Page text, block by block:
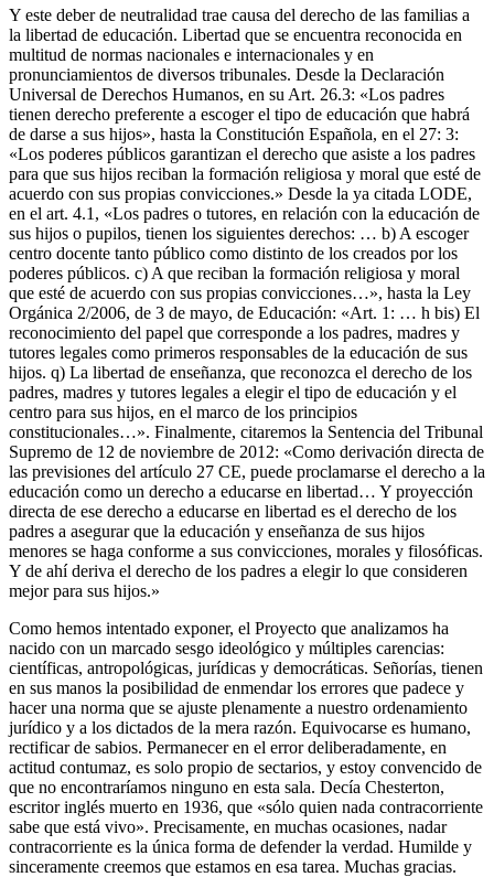
Y este deber de neutralidad trae causa del derecho de las familias a
la libertad de educación. Libertad que se encuentra reconocida en
multitud de normas nacionales e internacionales y en
pronunciamientos de diversos tribunales. Desde la Declaración
Universal de Derechos Humanos, en su Art. 26.3: «Los padres
tienen derecho preferente a escoger el tipo de educación que habrá
de darse a sus hijos», hasta la Constitución Española, en el 27: 3:
«Los poderes públicos garantizan el derecho que asiste a los padres
para que sus hijos reciban la formación religiosa y moral que esté de
acuerdo con sus propias convicciones.» Desde la ya citada LODE,
en el art. 4.1, «Los padres o tutores, en relación con la educación de
sus hijos o pupilos, tienen los siguientes derechos: … b) A escoger
centro docente tanto público como distinto de los creados por los
poderes públicos. c) A que reciban la formación religiosa y moral
que esté de acuerdo con sus propias convicciones…», hasta la Ley
Orgánica 2/2006, de 3 de mayo, de Educación: «Art. 1: … h bis) El
reconocimiento del papel que corresponde a los padres, madres y
tutores legales como primeros responsables de la educación de sus
hijos. q) La libertad de enseñanza, que reconozca el derecho de los
padres, madres y tutores legales a elegir el tipo de educación y el
centro para sus hijos, en el marco de los principios
constitucionales…». Finalmente, citaremos la Sentencia del Tribunal
Supremo de 12 de noviembre de 2012: «Como derivación directa de
las previsiones del artículo 27 CE, puede proclamarse el derecho a la
educación como un derecho a educarse en libertad… Y proyección
directa de ese derecho a educarse en libertad es el derecho de los
padres a asegurar que la educación y enseñanza de sus hijos
menores se haga conforme a sus convicciones, morales y filosóficas.
Y de ahí deriva el derecho de los padres a elegir lo que consideren
mejor para sus hijos.»
Como hemos intentado exponer, el Proyecto que analizamos ha
nacido con un marcado sesgo ideológico y múltiples carencias:
científicas, antropológicas, jurídicas y democráticas. Señorías, tienen
en sus manos la posibilidad de enmendar los errores que padece y
hacer una norma que se ajuste plenamente a nuestro ordenamiento
jurídico y a los dictados de la mera razón. Equivocarse es humano,
rectificar de sabios. Permanecer en el error deliberadamente, en
actitud contumaz, es solo propio de sectarios, y estoy convencido de
que no encontraríamos ninguno en esta sala. Decía Chesterton,
escritor inglés muerto en 1936, que «sólo quien nada contracorriente
sabe que está vivo». Precisamente, en muchas ocasiones, nadar
contracorriente es la única forma de defender la verdad. Humilde y
sinceramente creemos que estamos en esa tarea. Muchas gracias.